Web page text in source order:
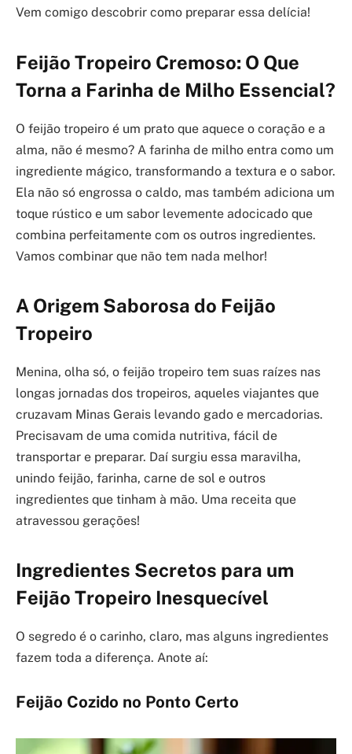
Vem comigo descobrir como preparar essa delícia!
Feijão Tropeiro Cremoso: O Que
Torna a Farinha de Milho Essencial?
O feijão tropeiro é um prato que aquece o coração e a
alma, não é mesmo? A farinha de milho entra como um
ingrediente mágico, transformando a textura e o sabor.
Ela não só engrossa o caldo, mas também adiciona um
toque rústico e um sabor levemente adocicado que
combina perfeitamente com os outros ingredientes.
Vamos combinar que não tem nada melhor!
A Origem Saborosa do Feijão
Tropeiro
Menina, olha só, o feijão tropeiro tem suas raízes nas
longas jornadas dos tropeiros, aqueles viajantes que
cruzavam Minas Gerais levando gado e mercadorias.
Precisavam de uma comida nutritiva, fácil de
transportar e preparar. Daí surgiu essa maravilha,
unindo feijão, farinha, carne de sol e outros
ingredientes que tinham à mão. Uma receita que
atravessou gerações!
Ingredientes Secretos para um
Feijão Tropeiro Inesquecível
O segredo é o carinho, claro, mas alguns ingredientes
fazem toda a diferença. Anote aí:
Feijão Cozido no Ponto Certo